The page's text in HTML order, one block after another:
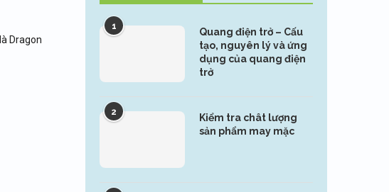
Dragon
1
Quang điện trở – Cấu
tạo, nguyên lý và ứng
dụng của quang điện
trở
2
Kiểm tra chât lượng
sản phẩm may mặc